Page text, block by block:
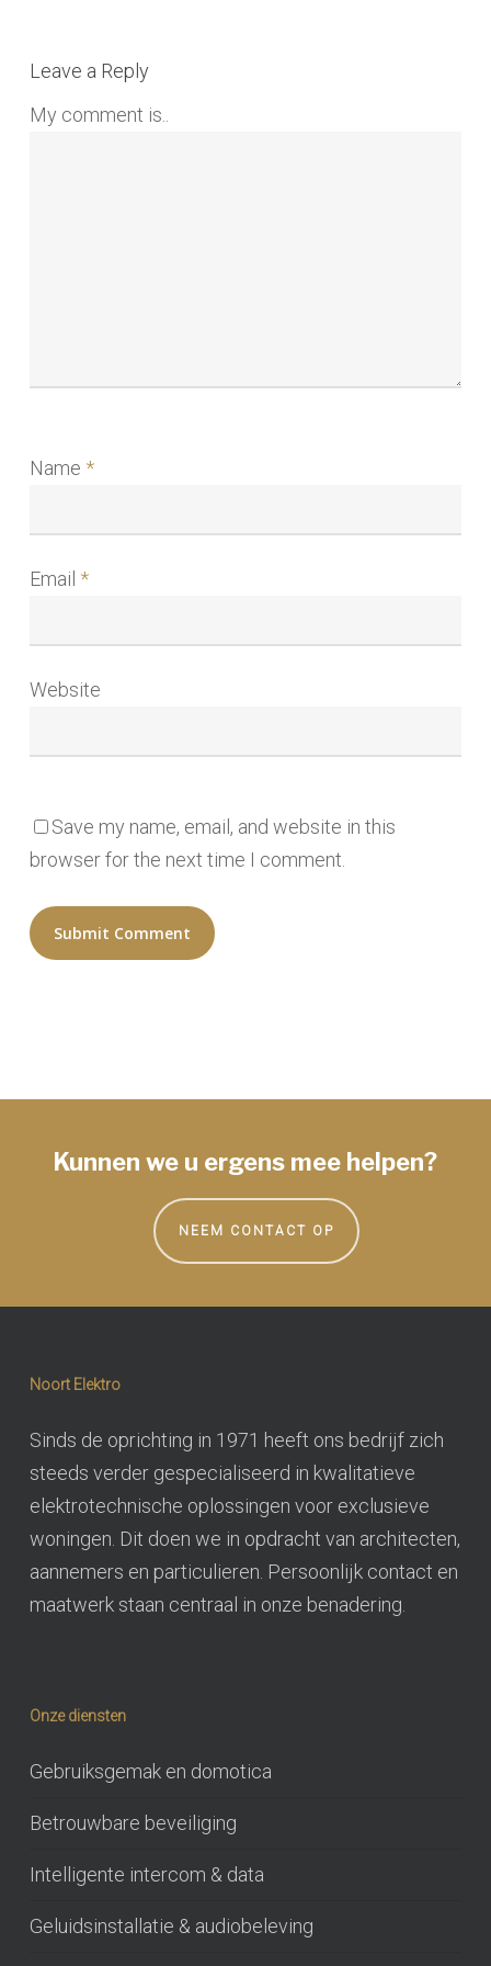
Leave a Reply
My comment is..
Name *
Email *
Website
Save my name, email, and website in this
browser for the next time I comment.
Kunnen we u ergens mee helpen?
NEEM CONTACT OP
Noort Elektro
Sinds de oprichting in 1971 heeft ons bedrijf zich
steeds verder gespecialiseerd in kwalitatieve
elektrotechnische oplossingen voor exclusieve
woningen. Dit doen we in opdracht van architecten,
aannemers en particulieren. Persoonlijk contact en
maatwerk staan centraal in onze benadering.
Onze diensten
Gebruiksgemak en domotica
Betrouwbare beveiliging
Intelligente intercom & data
Geluidsinstallatie & audiobeleving